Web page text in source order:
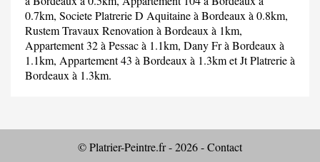
0.7km, Societe Platrerie D Aquitaineà Bordeaux à 0.8km,
Rustem Travaux Renovation à Bordeaux à 1km,
Appartement 32à Pessac à 1.1km, Dany Frà Bordeaux à
1.1km, Appartement 43 à Bordeaux à 1.3km etJt Platrerieà
Bordeaux à 1.3km.
© Platrier-Peintre.fr - 2026 -Contact